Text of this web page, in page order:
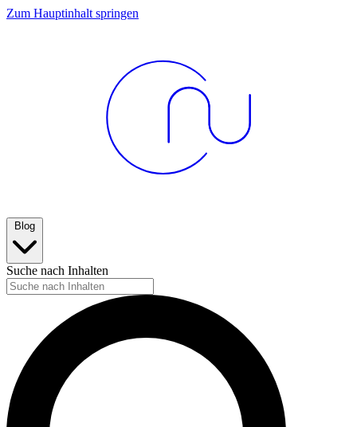
Zum Hauptinhalt springen
Blog
Suche nach Inhalten